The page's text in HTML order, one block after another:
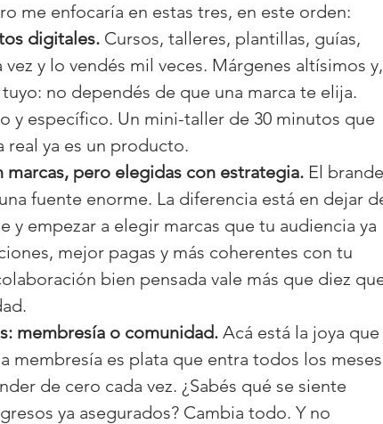
me enfocaría en estas tres, en este orden:
digitales. Cursos, talleres, plantillas, guías,
y lo vendés mil veces. Márgenes altísimos y,
no dependés de que una marca te elija.
y específico. Un mini-taller de 30 minutos que
real ya es un producto.
marcas, pero elegidas con estrategia. El
fuente enorme. La diferencia está en dejar
y empezar a elegir marcas que tu audiencia ya
mejor pagas y más coherentes con tu
bien pensada vale más que diez
membresía o comunidad. Acá está la joya que
membresía es plata que entra todos los meses
de cero cada vez. ¿Sabés qué se siente
ya asegurados? Cambia todo. Y no